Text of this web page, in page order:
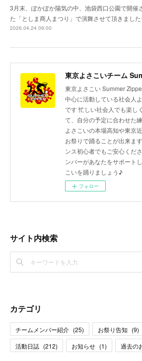
3月末、ぽかぽか陽気の中、池袋西口公園で開催
た「としま商人まつり」で演舞させて頂きました
2026.04.24 09:00
東京よさこい Summer
中心に活動している社会人
です 忙しい社会人でも楽し
て、自分の予定に合わせた
よさこいの本場高知や東京
お祭りで踊ることが出来ま
ンス初心者でもご安心くだ
ンバーがあなたをサポート
こいを踊りましょう♪
フォロー
サイト内検索
カテゴリ
チームメンバー紹介 (25) お祭り告知 (9)
活動日誌 (212) お知らせ (1) 過去の